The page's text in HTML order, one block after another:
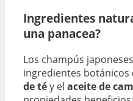
Ingredientes
una panacea?
Los champús
ingredientes botánicos
de téy el aceite de